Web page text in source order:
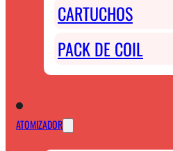
CARTUCHOS
PACK DE COIL
ATOMIZADOR